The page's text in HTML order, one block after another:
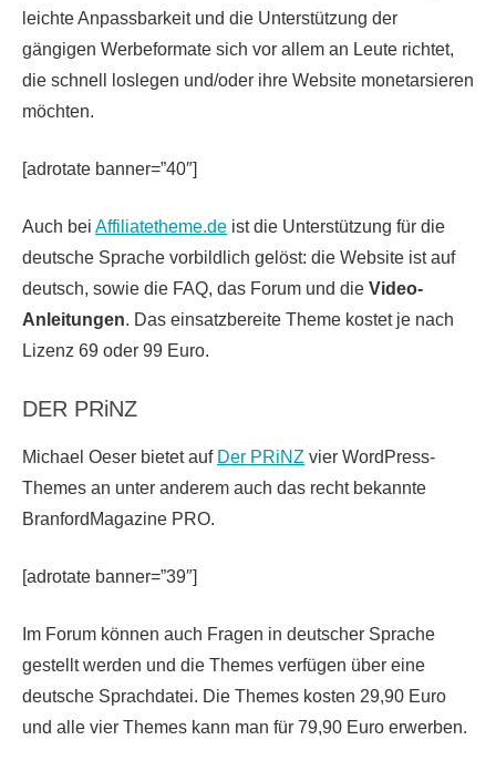
leichte Anpassbarkeit und die Unterstützung der
gängigen Werbeformate sich vor allem an Leute richtet,
die schnell loslegen und/oder ihre Website monetarsieren
möchten.
[adrotate banner=”40″]
Auch bei Affiliatetheme.de ist die Unterstützung für die
deutsche Sprache vorbildlich gelöst: die Website ist auf
deutsch, sowie die FAQ, das Forum und die Video-
Anleitungen. Das einsatzbereite Theme kostet je nach
Lizenz 69 oder 99 Euro.
DER PRiNZ
Michael Oeser bietet auf Der PRiNZ vier WordPress-
Themes an unter anderem auch das recht bekannte
BranfordMagazine PRO.
[adrotate banner=”39″]
Im Forum können auch Fragen in deutscher Sprache
gestellt werden und die Themes verfügen über eine
deutsche Sprachdatei. Die Themes kosten 29,90 Euro
und alle vier Themes kann man für 79,90 Euro erwerben.